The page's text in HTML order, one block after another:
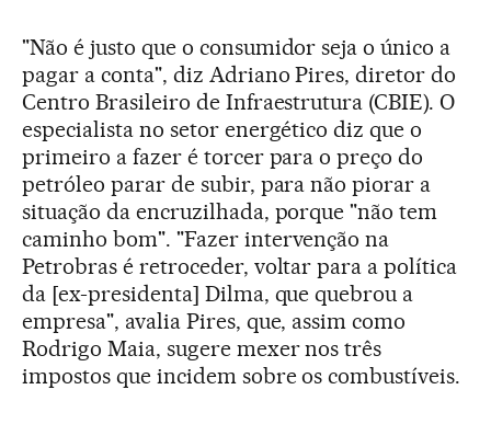
"Não é justo que o consumidor seja o único a
pagar a conta", diz Adriano Pires, diretor do
Centro Brasileiro de Infraestrutura (CBIE). O
especialista no setor energético diz que o
primeiro a fazer é torcer para o preço do
petróleo parar de subir, para não piorar a
situação da encruzilhada, porque "não tem
caminho bom". "Fazer intervenção na
Petrobras é retroceder, voltar para a política
da [ex-presidenta] Dilma, que quebrou a
empresa", avalia Pires, que, assim como
Rodrigo Maia, sugere mexer nos três
impostos que incidem sobre os combustíveis.